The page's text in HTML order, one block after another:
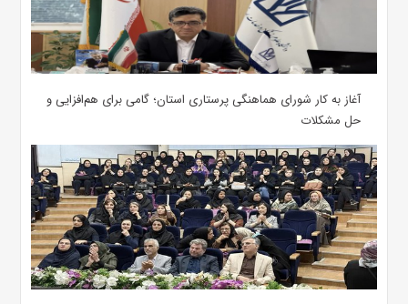
آغاز به کار شورای هماهنگی پرستاری استان؛ گامی برای هم‌افزایی و
حل مشکلات